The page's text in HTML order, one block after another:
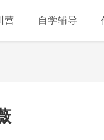
营 自学辅导